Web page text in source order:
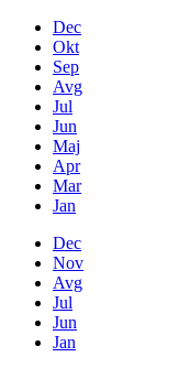
Dec
Okt
Sep
Avg
Jul
Jun
Maj
Apr
Mar
Jan
Dec
Nov
Avg
Jul
Jun
Jan